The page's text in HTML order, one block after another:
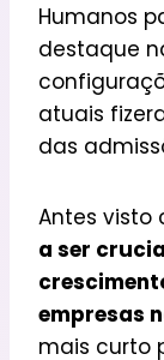
Humanos
destaque
atuais
das
Antes visto
a ser
empresas
mais curto